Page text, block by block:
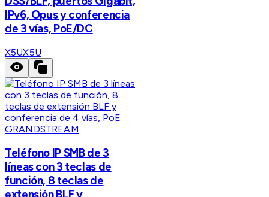
IPv6, Opus y conferencia
de 3 vías, PoE/DC
X5UX5U
GRANDSTREAM
Teléfono IP SMB de 3
líneas con 3 teclas de
función, 8 teclas de
extensión BLF y